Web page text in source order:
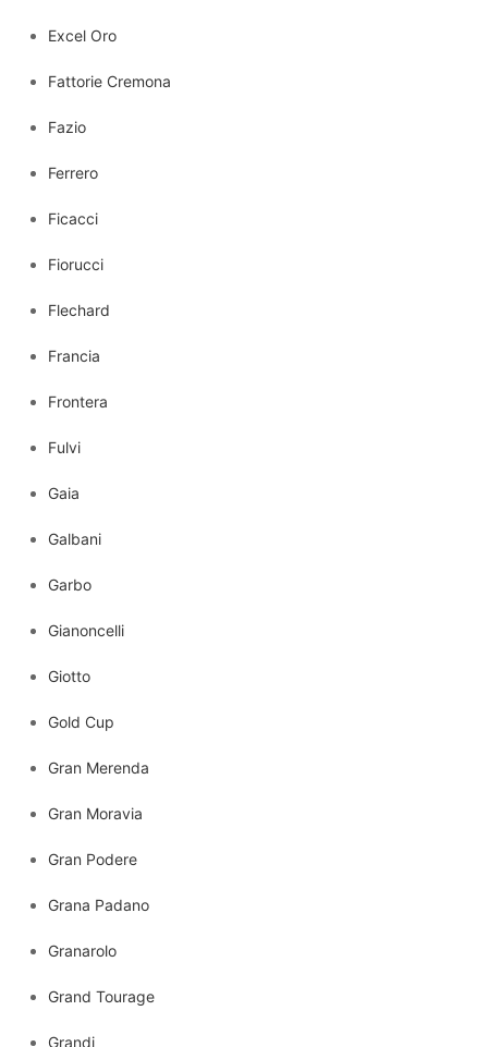
Excel Oro
Fattorie Cremona
Fazio
Ferrero
Ficacci
Fiorucci
Flechard
Francia
Frontera
Fulvi
Gaia
Galbani
Garbo
Gianoncelli
Giotto
Gold Cup
Gran Merenda
Gran Moravia
Gran Podere
Grana Padano
Granarolo
Grand Tourage
Grandi